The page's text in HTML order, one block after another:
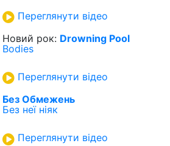
Переглянути відео
Новий рок: Drowning Pool
Bodies
Переглянути відео
Без Обмежень
Без неї ніяк
Переглянути відео